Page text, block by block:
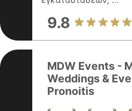
9.8
MDW Events -
Weddings &
Pronoitis